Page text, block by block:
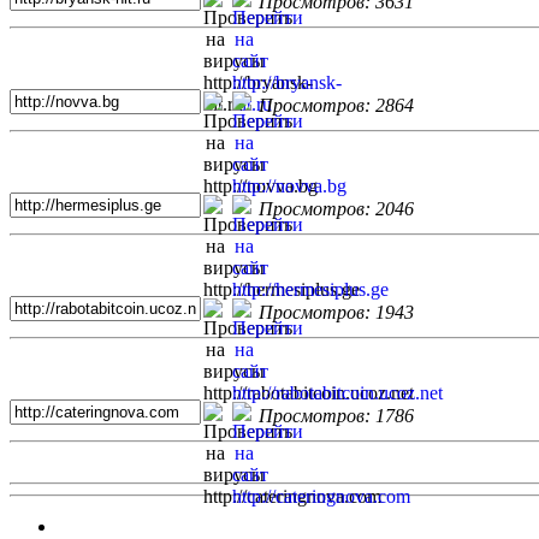
Просмотров: 2864
Просмотров: 2046
Просмотров: 1943
Просмотров: 1786